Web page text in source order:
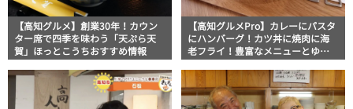
【高知グルメ】創業30年！カウン
ター席で四季を味わう「天ぷら天
賀」ほっとこうちおすすめ情報
【高知グルメPro】カレーにパスタ
にハンバーグ！カツ丼に焼肉に海
老フライ！豊富なメニューとゆっ
スメのお店5選！フードジャーナリ
スト・マッキー牧元の高知満腹日
記セレクション